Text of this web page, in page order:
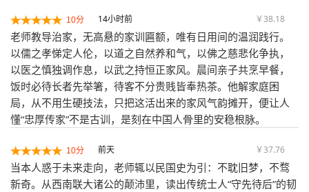
10分 14小时前 ￥38.18
老师教导治家，无高悬的家训匾额，唯有日用间的温润践行。
以儒之孝悌定人伦，以道之自然养和气，以佛之慈悲化争执，
以医之慎独调作息，以武之持恒正家风。晨间亲子共烹早餐，
饭时必待长者先举箸，待客不分贵贱皆奉热茶。他解家庭困
局，从不用生硬技法，只把这活出来的家风气韵摊开，便让人
懂“忠厚传家”不是古训，是刻在中国人骨里的安稳根脉。
10分 前天 ￥37.76
当本人惑于未来走向，老师辄以民国史为引：不耽旧梦，不骛
新奇。从西南联大诸公的颠沛里，读出传统士人“守先待后”的韧